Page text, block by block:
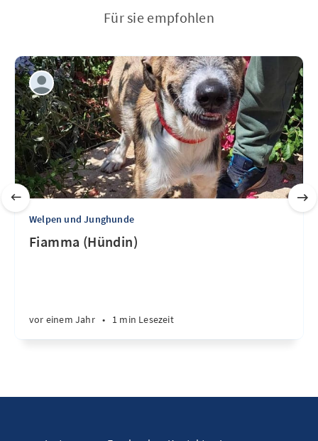
Für sie empfohlen
Welpen und Junghunde
Fiamma (Hündin)
vor einem Jahr • 1 min Lesezeit